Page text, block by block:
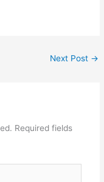
Next Post →
Required fields